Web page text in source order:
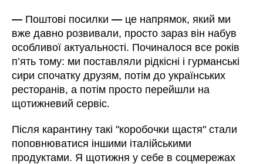
— Поштові посилки— це напрямок, який ми
вже давно розвивали, просто зараз він набув
особливої актуальності. Починалося все років
п’ять тому: ми поставляли рідкісні і гурманські
сири спочатку друзям, потім до українських
ресторанів, а потім просто перейшли на
щотижневий сервіс.
Після карантину такі "коробочки щастя" стали
поповнюватися іншими італійськими
продуктами. Я щотижня у себе в соцмережах